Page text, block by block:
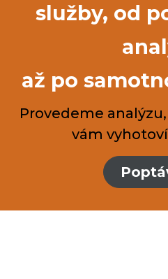
služby, od
až po
Provedeme
vám